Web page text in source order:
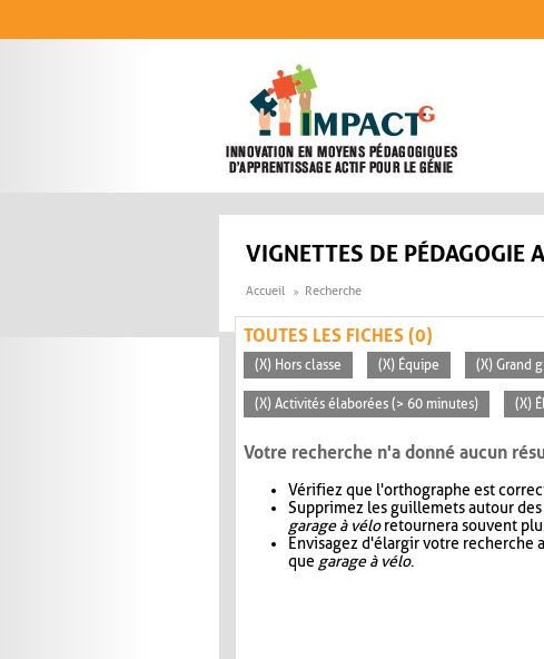
VIGNETTES DE PÉDAGOGIE
Accueil Recherche
TOUTES LES FICHES (0)
(X) Hors classe (X) Équipe (X) Grand
(X) Activités élaborées (> 60 minutes) (X)
Votre recherche n'a donné aucun
Vérifiez que l'orthographe est
Supprimez les guillemets autour
garage à véloretournera souvent
Envisagez d'élargir votre recherche
que garage à vélo.